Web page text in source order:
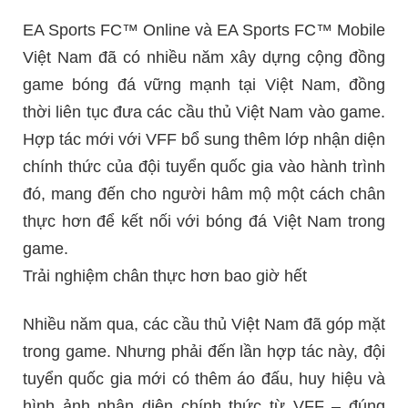
EA Sports FC™ Online và EA Sports FC™ Mobile
Việt Nam đã có nhiều năm xây dựng cộng đồng
game bóng đá vững mạnh tại Việt Nam, đồng
thời liên tục đưa các cầu thủ Việt Nam vào game.
Hợp tác mới với VFF bổ sung thêm lớp nhận diện
chính thức của đội tuyển quốc gia vào hành trình
đó, mang đến cho người hâm mộ một cách chân
thực hơn để kết nối với bóng đá Việt Nam trong
game.
Trải nghiệm chân thực hơn bao giờ hết
Nhiều năm qua, các cầu thủ Việt Nam đã góp mặt
trong game. Nhưng phải đến lần hợp tác này, đội
tuyển quốc gia mới có thêm áo đấu, huy hiệu và